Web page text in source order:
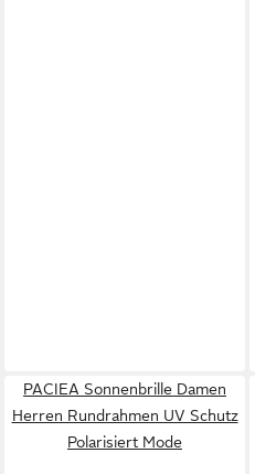
PACIEA Sonnenbrille Damen
Herren Rundrahmen UV Schutz
Polarisiert Mode